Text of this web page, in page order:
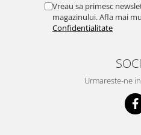
Vreau sa primesc
magazinului. Afla mai
Confidentialitate
Urmareste-ne